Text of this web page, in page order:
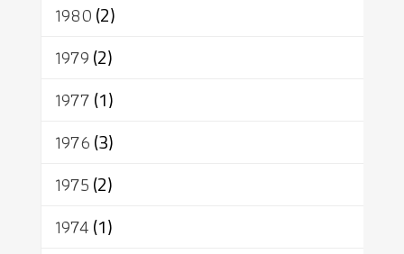
1980(2)
1979(2)
1977(1)
1976(3)
1975(2)
1974(1)